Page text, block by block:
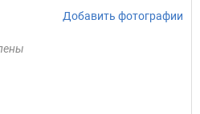
Добавить фотографии